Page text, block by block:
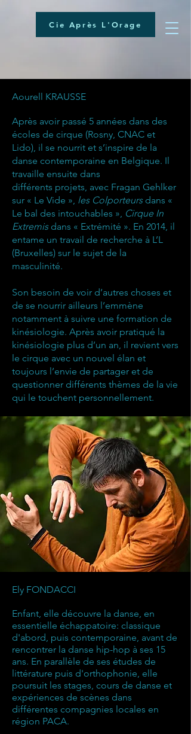
Cie Après L'Orage
Aourell KRAUSSE
Après avoir passé 5 années dans des
écoles de cirque (Rosny, CNAC et
Lido), il se nourrit et s’inspire de la
danse contemporaine en Belgique. Il
travaille ensuite dans
différents projets, avec Fragan Gehlker
sur « Le Vide », les Colporteursdans «
Le bal des intouchables », Cirque In
Extremisdans « Extrémité ». En 2014, il
entame un travail de recherche à L’L
(Bruxelles) sur le sujet de la
masculinité.
Son besoin de voir d’autres choses et
de se nourrir ailleurs l’emmène
notamment à suivre une formation de
kinésiologie. Après avoir pratiqué la
kinésiologie plus d’un an, il revient vers
le cirque avec un nouvel élan et
toujours l’envie de partager et de
questionner différents thèmes de la vie
qui le touchent personnellement.
Ely FONDACCI
Enfant, elle découvre la danse, en
essentielle échappatoire: classique
d'abord, puis contemporaine, avant de
rencontrer la danse hip-hop à ses 15
ans. En parallèle de ses études de
littérature puis d'orthophonie, elle
poursuit les stages, cours de danse et
expériences de scènes dans
différentes compagnies locales en
région PACA.